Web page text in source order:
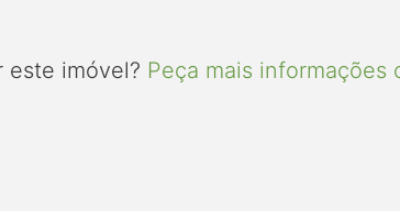
este imóvel? Peça mais informações